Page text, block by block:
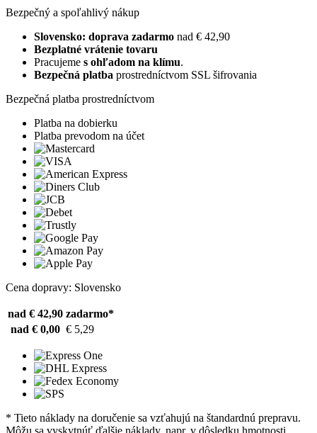
Bezpečný a spoľahlivý nákup
Slovensko: doprava zadarmo nad € 42,90
Bezplatné vrátenie tovaru
Pracujeme s ohľadom na klímu.
Bezpečná platba prostredníctvom SSL šifrovania
Bezpečná platba prostredníctvom
Platba na dobierku
Platba prevodom na účet
Cena dopravy: Slovensko
nad € 42,90 zadarmo*
nad € 0,00 € 5,29
* Tieto náklady na doručenie sa vzťahujú na štandardnú prepravu.
Môžu sa vyskytnúť ďalšie náklady, napr. v dôsledku hmotnosti,